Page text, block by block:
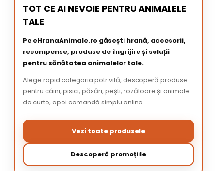
TOT CE AI NEVOIE PENTRU ANIMALELE
TALE
Pe eHranaAnimale.ro găsești hrană, accesorii,
recompense, produse de îngrijire și soluții
pentru sănătatea animalelor tale.
Alege rapid categoria potrivită, descoperă produse
pentru câini, pisici, păsări, pești, rozătoare și animale
de curte, apoi comandă simplu online.
Vezi toate produsele
Descoperă promoțiile